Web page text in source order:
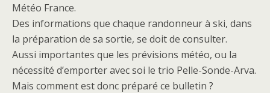
Météo France.
Des informations que chaque randonneur à ski, dans
la préparation de sa sortie, se doit de consulter.
Aussi importantes que les prévisions météo, ou la
nécessité d’emporter avec soi le trio Pelle-Sonde-Arva.
Mais comment est donc préparé ce bulletin ?